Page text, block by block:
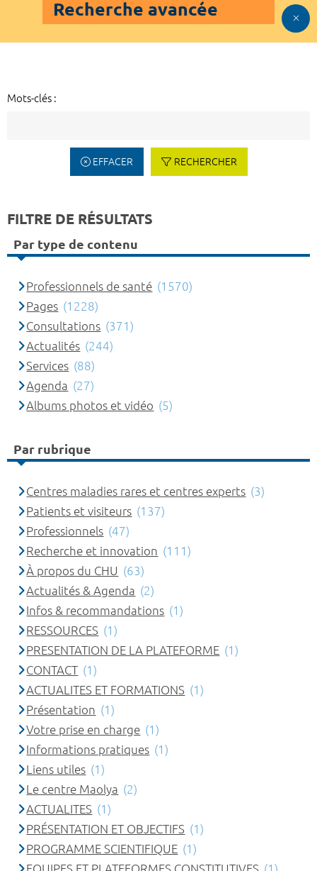
Recherche avancée
Mots-clés :
EFFACER RECHERCHER
FILTRE DE RÉSULTATS
Par type de contenu
Professionnels de santé (1570)
Pages (1228)
Consultations (371)
Actualités (244)
Services (88)
Agenda (27)
Albums photos et vidéo (5)
Par rubrique
Centres maladies rares et centres experts (3)
Patients et visiteurs (137)
Professionnels (47)
Recherche et innovation (111)
À propos du CHU (63)
Actualités & Agenda (2)
Infos & recommandations (1)
RESSOURCES (1)
PRESENTATION DE LA PLATEFORME (1)
CONTACT (1)
ACTUALITES ET FORMATIONS (1)
Présentation (1)
Votre prise en charge (1)
Informations pratiques (1)
Liens utiles (1)
Le centre Maolya (2)
ACTUALITES (1)
PRÉSENTATION ET OBJECTIFS (1)
PROGRAMME SCIENTIFIQUE (1)